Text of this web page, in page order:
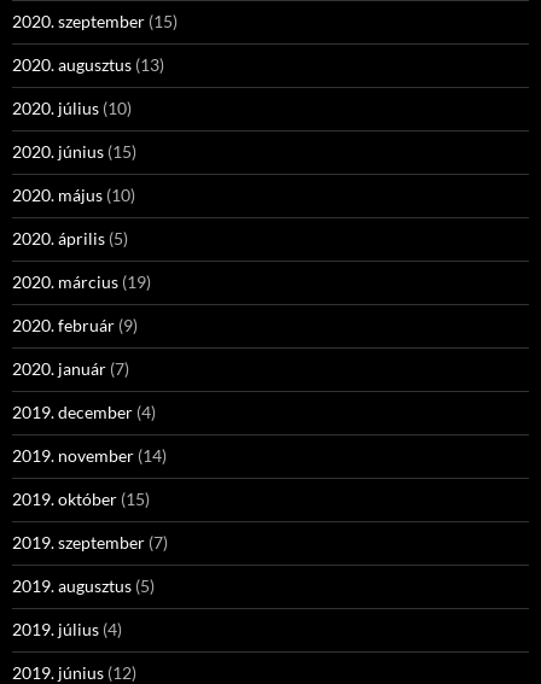
2020. szeptember (15)
2020. augusztus (13)
2020. július (10)
2020. június (15)
2020. május (10)
2020. április (5)
2020. március (19)
2020. február (9)
2020. január (7)
2019. december (4)
2019. november (14)
2019. október (15)
2019. szeptember (7)
2019. augusztus (5)
2019. július (4)
2019. június (12)